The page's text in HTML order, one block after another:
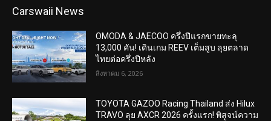
Carswaii News
OMODA & JAECOO ครึ่งปีแรกขายทะลุ
13,000 คัน! เดินเกม REEV เต็มสูบ ลุยตลาด
ไทยต่อครึ่งปีหลัง
สิงหาคม 6, 2026
TOYOTA GAZOO Racing Thailand ส่ง Hilux
TRAVO ลุย AXCR 2026 ครั้งแรก! พิสูจน์ความ